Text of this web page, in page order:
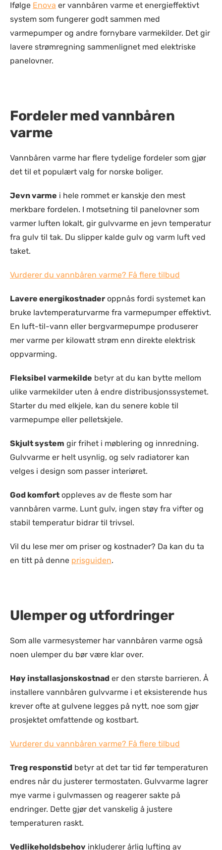
Ifølge Enova er vannbåren varme et energieffektivt
system som fungerer godt sammen med
varmepumper og andre fornybare varmekilder. Det gir
lavere strømregning sammenlignet med elektriske
panelovner.
Fordeler med vannbåren
varme
Vannbåren varme har flere tydelige fordeler som gjør
det til et populært valg for norske boliger.
Jevn varme i hele rommet er kanskje den mest
merkbare fordelen. I motsetning til panelovner som
varmer luften lokalt, gir gulvvarme en jevn temperatur
fra gulv til tak. Du slipper kalde gulv og varm luft ved
taket.
Vurderer du vannbåren varme? Få flere tilbud
Lavere energikostnader oppnås fordi systemet kan
bruke lavtemperaturvarme fra varmepumper effektivt.
En luft-til-vann eller bergvarmepumpe produserer
mer varme per kilowatt strøm enn direkte elektrisk
oppvarming.
Fleksibel varmekilde betyr at du kan bytte mellom
ulike varmekilder uten å endre distribusjonssystemet.
Starter du med elkjele, kan du senere koble til
varmepumpe eller pelletskjele.
Skjult system gir frihet i møblering og innredning.
Gulvvarme er helt usynlig, og selv radiatorer kan
velges i design som passer interiøret.
God komfort oppleves av de fleste som har
vannbåren varme. Lunt gulv, ingen støy fra vifter og
stabil temperatur bidrar til trivsel.
Vil du lese mer om priser og kostnader? Da kan du ta
en titt på denne prisguiden.
Ulemper og utfordringer
Som alle varmesystemer har vannbåren varme også
noen ulemper du bør være klar over.
Høy installasjonskostnad er den største barrieren. Å
installere vannbåren gulvvarme i et eksisterende hus
krever ofte at gulvene legges på nytt, noe som gjør
prosjektet omfattende og kostbart.
Vurderer du vannbåren varme? Få flere tilbud
Treg responstid betyr at det tar tid før temperaturen
endres når du justerer termostaten. Gulvvarme lagrer
mye varme i gulvmassen og reagerer sakte på
endringer. Dette gjør det vanskelig å justere
temperaturen raskt.
Vedlikeholdsbehov inkluderer årlig lufting av